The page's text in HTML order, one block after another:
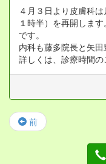
４月３日より皮膚科
１時半）を再開しま
です。
内科も藤多院長と矢田
詳しくは、診療時間の
前